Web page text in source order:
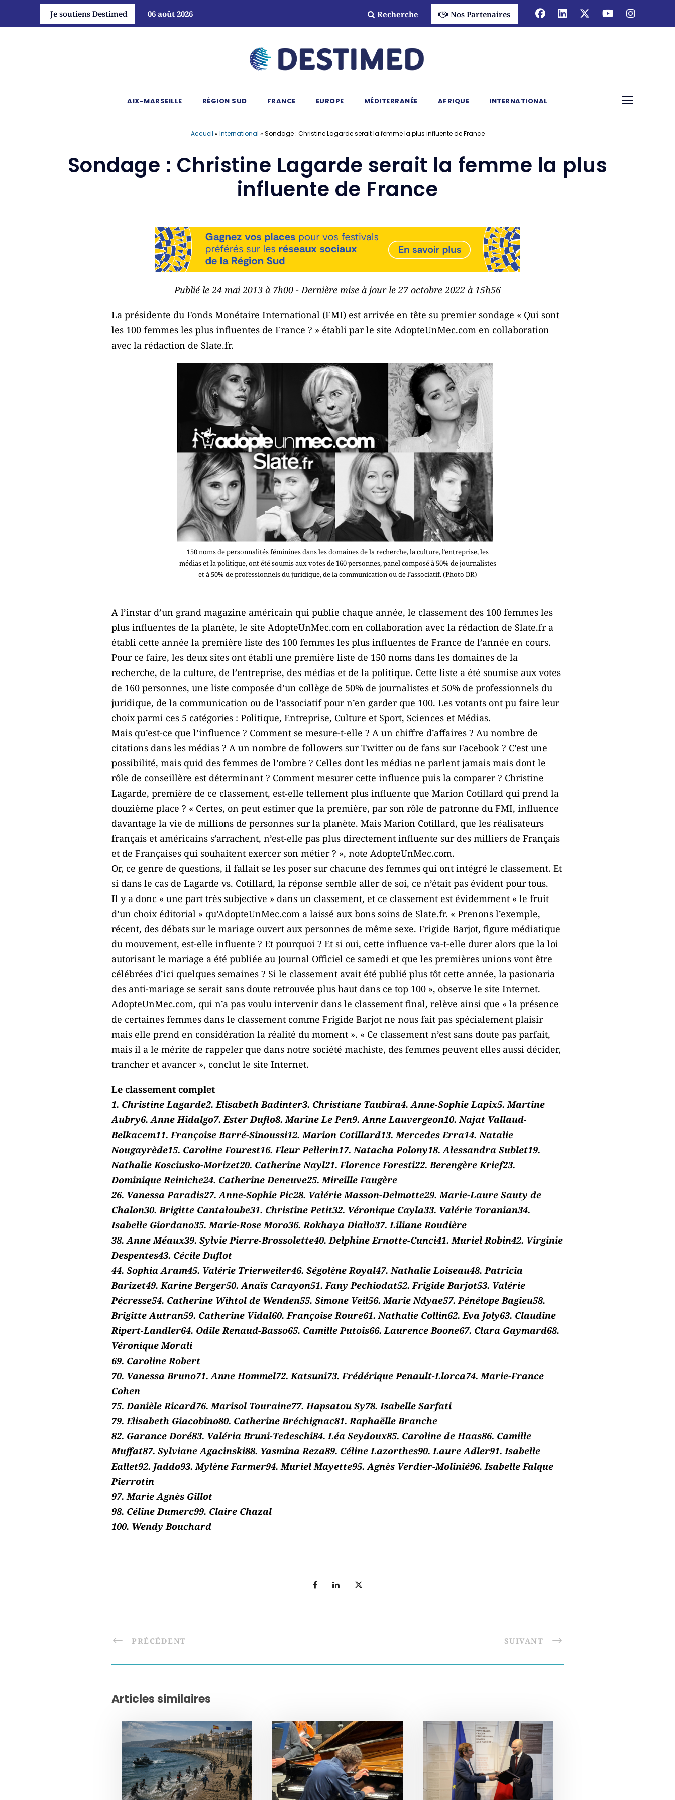
Je soutiens Destimed 06 août 2026 Recherche Nos Partenaires
AIX-MARSEILLE RÉGION SUD FRANCE EUROPE MÉDITERRANÉE AFRIQUE INTERNATIONAL
Accueil » International » Sondage : Christine Lagarde serait la femme la plus influente de France
Sondage : Christine Lagarde serait la femme la plus
influente de France
Publié le 24 mai 2013 à 7h00 - Dernière mise à jour le 27 octobre 2022 à 15h56
La présidente du Fonds Monétaire International (FMI) est arrivée en tête su premier sondage « Qui sont
les 100 femmes les plus influentes de France ? » établi par le site AdopteUnMec.com en collaboration
avec la rédaction de Slate.fr.
150 noms de personnalités féminines dans les domaines de la recherche, la culture, l’entreprise, les
médias et la politique, ont été soumis aux votes de 160 personnes, panel composé à 50% de journalistes
et à 50% de professionnels du juridique, de la communication ou de l’associatif. (Photo DR)
A l’instar d’un grand magazine américain qui publie chaque année, le classement des 100 femmes les
plus influentes de la planète, le site AdopteUnMec.com en collaboration avec la rédaction de Slate.fr a
établi cette année la première liste des 100 femmes les plus influentes de France de l’année en cours.
Pour ce faire, les deux sites ont établi une première liste de 150 noms dans les domaines de la
recherche, de la culture, de l’entreprise, des médias et de la politique. Cette liste a été soumise aux votes
de 160 personnes, une liste composée d’un collège de 50% de journalistes et 50% de professionnels du
juridique, de la communication ou de l’associatif pour n’en garder que 100. Les votants ont pu faire leur
choix parmi ces 5 catégories : Politique, Entreprise, Culture et Sport, Sciences et Médias.
Mais qu’est-ce que l’influence ? Comment se mesure-t-elle ? A un chiffre d’affaires ? Au nombre de
citations dans les médias ? A un nombre de followers sur Twitter ou de fans sur Facebook ? C’est une
possibilité, mais quid des femmes de l’ombre ? Celles dont les médias ne parlent jamais mais dont le
rôle de conseillère est déterminant ? Comment mesurer cette influence puis la comparer ? Christine
Lagarde, première de ce classement, est-elle tellement plus influente que Marion Cotillard qui prend la
douzième place ? « Certes, on peut estimer que la première, par son rôle de patronne du FMI, influence
davantage la vie de millions de personnes sur la planète. Mais Marion Cotillard, que les réalisateurs
français et américains s’arrachent, n’est-elle pas plus directement influente sur des milliers de Français
et de Françaises qui souhaitent exercer son métier ? », note AdopteUnMec.com.
Or, ce genre de questions, il fallait se les poser sur chacune des femmes qui ont intégré le classement. Et
si dans le cas de Lagarde vs. Cotillard, la réponse semble aller de soi, ce n’était pas évident pour tous.
Il y a donc « une part très subjective » dans un classement, et ce classement est évidemment « le fruit
d’un choix éditorial » qu’AdopteUnMec.com a laissé aux bons soins de Slate.fr. « Prenons l’exemple,
récent, des débats sur le mariage ouvert aux personnes de même sexe. Frigide Barjot, figure médiatique
du mouvement, est-elle influente ? Et pourquoi ? Et si oui, cette influence va-t-elle durer alors que la loi
autorisant le mariage a été publiée au Journal Officiel ce samedi et que les premières unions vont être
célébrées d’ici quelques semaines ? Si le classement avait été publié plus tôt cette année, la pasionaria
des anti-mariage se serait sans doute retrouvée plus haut dans ce top 100 », observe le site Internet.
AdopteUnMec.com, qui n’a pas voulu intervenir dans le classement final, relève ainsi que « la présence
de certaines femmes dans le classement comme Frigide Barjot ne nous fait pas spécialement plaisir
mais elle prend en considération la réalité du moment ». « Ce classement n’est sans doute pas parfait,
mais il a le mérite de rappeler que dans notre société machiste, des femmes peuvent elles aussi décider,
trancher et avancer », conclut le site Internet.
Le classement complet
1. Christine Lagarde2. Elisabeth Badinter3. Christiane Taubira4. Anne-Sophie Lapix5. Martine
Aubry6. Anne Hidalgo7. Ester Duflo8. Marine Le Pen9. Anne Lauvergeon10. Najat Vallaud-
Belkacem11. Françoise Barré-Sinoussi12. Marion Cotillard13. Mercedes Erra14. Natalie
Nougayrède15. Caroline Fourest16. Fleur Pellerin17. Natacha Polony18. Alessandra Sublet19.
Nathalie Kosciusko-Morizet20. Catherine Nayl21. Florence Foresti22. Berengère Krief23.
Dominique Reiniche24. Catherine Deneuve25. Mireille Faugère
26. Vanessa Paradis27. Anne-Sophie Pic28. Valérie Masson-Delmotte29. Marie-Laure Sauty de
Chalon30. Brigitte Cantaloube31. Christine Petit32. Véronique Cayla33. Valérie Toranian34.
Isabelle Giordano35. Marie-Rose Moro36. Rokhaya Diallo37. Liliane Roudière
38. Anne Méaux39. Sylvie Pierre-Brossolette40. Delphine Ernotte-Cunci41. Muriel Robin42. Virginie
Despentes43. Cécile Duflot
44. Sophia Aram45. Valérie Trierweiler46. Ségolène Royal47. Nathalie Loiseau48. Patricia
Barizet49. Karine Berger50. Anaïs Carayon51. Fany Pechiodat52. Frigide Barjot53. Valérie
Pécresse54. Catherine Wihtol de Wenden55. Simone Veil56. Marie Ndyae57. Pénélope Bagieu58.
Brigitte Autran59. Catherine Vidal60. Françoise Roure61. Nathalie Collin62. Eva Joly63. Claudine
Ripert-Landler64. Odile Renaud-Basso65. Camille Putois66. Laurence Boone67. Clara Gaymard68.
Véronique Morali
69. Caroline Robert
70. Vanessa Bruno71. Anne Hommel72. Katsuni73. Frédérique Penault-Llorca74. Marie-France
Cohen
75. Danièle Ricard76. Marisol Touraine77. Hapsatou Sy78. Isabelle Sarfati
79. Elisabeth Giacobino80. Catherine Bréchignac81. Raphaëlle Branche
82. Garance Doré83. Valéria Bruni-Tedeschi84. Léa Seydoux85. Caroline de Haas86. Camille
Muffat87. Sylviane Agacinski88. Yasmina Reza89. Céline Lazorthes90. Laure Adler91. Isabelle
Eallet92. Jaddo93. Mylène Farmer94. Muriel Mayette95. Agnès Verdier-Molinié96. Isabelle Falque
Pierrotin
97. Marie Agnès Gillot
98. Céline Dumerc99. Claire Chazal
100. Wendy Bouchard
PRÉCÉDENT SUIVANT
Articles similaires